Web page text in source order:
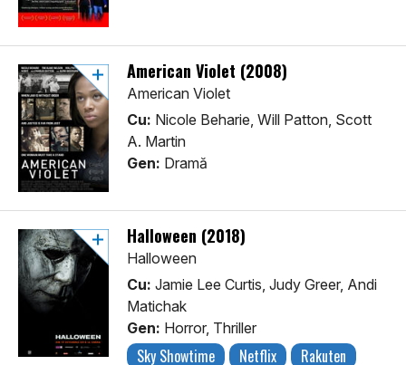
American Violet (2008)
American Violet
Cu: Nicole Beharie, Will Patton, Scott
A. Martin
Gen: Dramă
Halloween (2018)
Halloween
Cu: Jamie Lee Curtis, Judy Greer, Andi
Matichak
Gen: Horror, Thriller
Sky Showtime Netflix Rakuten